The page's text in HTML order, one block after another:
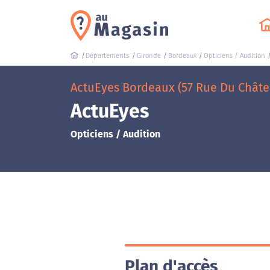
Départements Gironde Bordeaux Opticiens / Audition
ActuEyes Bordeaux (57 Rue Du
ActuEyes
Opticiens / Audition